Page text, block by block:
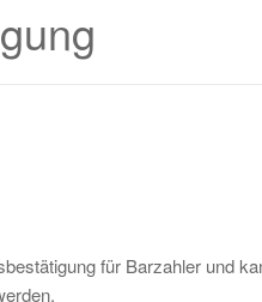
für Barzahler und